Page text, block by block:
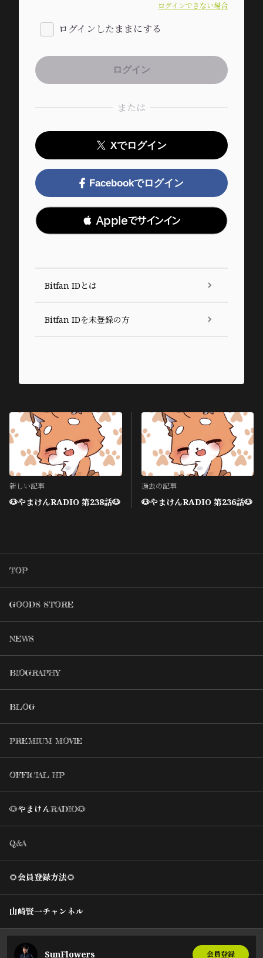
ログインできない場合
ログインしたままにする
または
Xでログイン
Facebookでログイン
 Appleでサインイン
Bitfan IDとは
Bitfan IDを未登録の方
新しい記事
🐶やまけんRADIO 第238話🐶
過去の記事
🐶やまけんRADIO 第236話🐶
TOP
GOODS STORE
NEWS
BIOGRAPHY
BLOG
PREMIUM MOVIE
OFFICIAL HP
🐶やまけんRADIO🐶
Q&A
🌻会員登録方法🌻
山崎賢一チャンネル
SunFlowers 会員登録